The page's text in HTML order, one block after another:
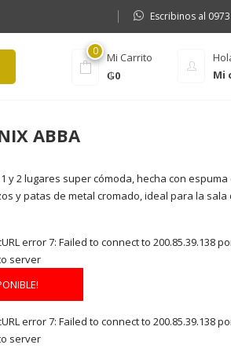
Escribinos al
Mi
0
Mi Carrito
₲0
ABBA
y 2 lugares super cómoda, hecha con espuma
y patas de metal cromado, ideal para la sala
error 7: Failed to connect to 200.85.39.138
server
error 7: Failed to connect to 200.85.39.138
server